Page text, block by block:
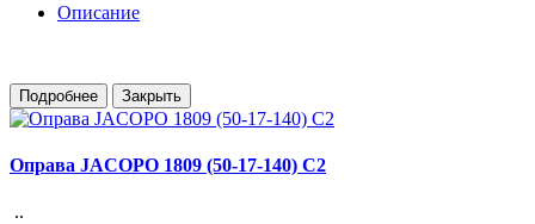
Описание
Подробнее Закрыть
Оправа JACOPO 1809 (50-17-140) C2
..